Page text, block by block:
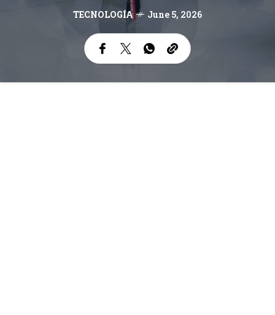
TECNOLOGÍA June 5, 2026